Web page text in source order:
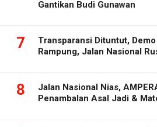
Gantikan Budi Gunawan
7
Transparansi Dituntut,
Rampung, Jalan Nasional
8
Jalan Nasional Nias,
Penambalan Asal Jadi &